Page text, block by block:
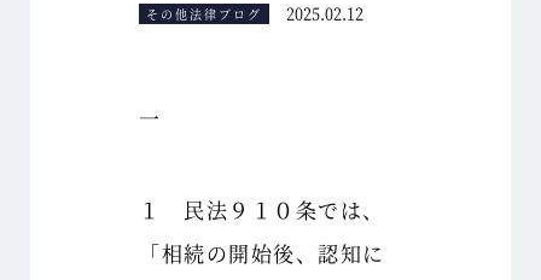
その他法律ブログ 2025.02.12
一
１ 民法９１０条では、
「相続の開始後、認知に